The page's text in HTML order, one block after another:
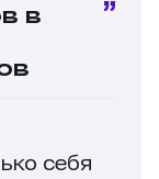
в
себя